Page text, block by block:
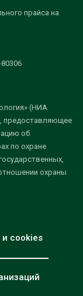
прайса на
(НИА
предоставляющее
об
по охране
охраны
и cookies